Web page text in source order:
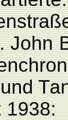
John
und T
1938: